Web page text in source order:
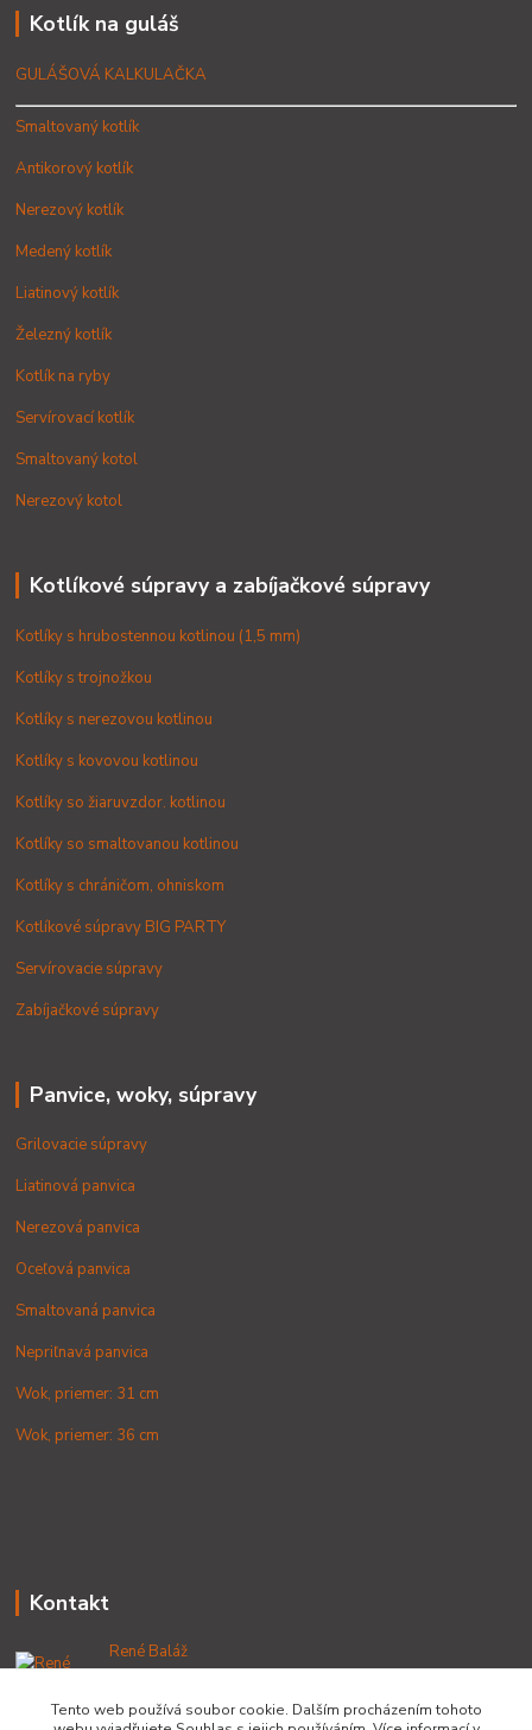
Kotlík na guláš
GULÁŠOVÁ KALKULAČKA
Smaltovaný kotlík
Antikorový kotlík
Nerezový kotlík
Medený kotlík
Liatinový kotlík
Železný kotlík
Kotlík na ryby
Servírovací kotlík
Smaltovaný kotol
Nerezový kotol
Kotlíkové súpravy a zabíjačkové súpravy
Kotlíky s hrubostennou kotlinou (1,5 mm)
Kotlíky s trojnožkou
Kotlíky s nerezovou kotlinou
Kotlíky s kovovou kotlinou
Kotlíky so žiaruvzdor. kotlinou
Kotlíky so smaltovanou kotlinou
Kotlíky s chráničom, ohniskom
Kotlíkové súpravy BIG PARTY
Servírovacie súpravy
Zabíjačkové súpravy
Panvice, woky, súpravy
Grilovacie súpravy
Liatinová panvica
Nerezová panvica
Oceľová panvica
Smaltovaná panvica
Nepriľnavá panvica
Wok, priemer: 31 cm
Wok, priemer: 36 cm
Kontakt
René Baláž
+421 902 212 007
od 8:00 - do 16:00 hod
Tento web používá soubor cookie. Dalším procházením tohoto